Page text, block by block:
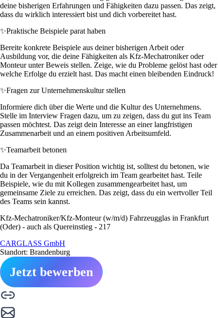
deine bisherigen Erfahrungen und Fähigkeiten dazu passen. Das zeigt,
dass du wirklich interessiert bist und dich vorbereitet hast.
✨Praktische Beispiele parat haben
Bereite konkrete Beispiele aus deiner bisherigen Arbeit oder
Ausbildung vor, die deine Fähigkeiten als Kfz-Mechatroniker oder
Monteur unter Beweis stellen. Zeige, wie du Probleme gelöst hast oder
welche Erfolge du erzielt hast. Das macht einen bleibenden Eindruck!
✨Fragen zur Unternehmenskultur stellen
Informiere dich über die Werte und die Kultur des Unternehmens.
Stelle im Interview Fragen dazu, um zu zeigen, dass du gut ins Team
passen möchtest. Das zeigt dein Interesse an einer langfristigen
Zusammenarbeit und an einem positiven Arbeitsumfeld.
✨Teamarbeit betonen
Da Teamarbeit in dieser Position wichtig ist, solltest du betonen, wie
du in der Vergangenheit erfolgreich im Team gearbeitet hast. Teile
Beispiele, wie du mit Kollegen zusammengearbeitet hast, um
gemeinsame Ziele zu erreichen. Das zeigt, dass du ein wertvoller Teil
des Teams sein kannst.
Kfz-Mechatroniker/Kfz-Monteur (w/m/d) Fahrzeugglas in Frankfurt
(Oder) - auch als Quereinstieg - 217
CARGLASS GmbH
Standort: Brandenburg
Jetzt bewerben